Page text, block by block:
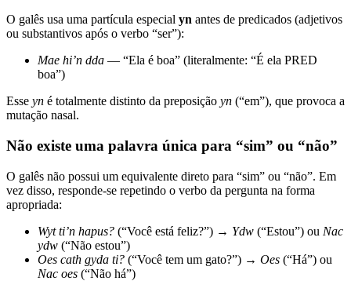
O galês usa uma partícula especial yn antes de predicados (adjetivos
ou substantivos após o verbo “ser”):
Mae hi’n dda — “Ela é boa” (literalmente: “É ela PRED
boa”)
Esse yn é totalmente distinto da preposição yn (“em”), que provoca a
mutação nasal.
Não existe uma palavra única para “sim” ou “não”
O galês não possui um equivalente direto para “sim” ou “não”. Em
vez disso, responde-se repetindo o verbo da pergunta na forma
apropriada:
Wyt ti’n hapus? (“Você está feliz?”) → Ydw (“Estou”) ou Nac
ydw (“Não estou”)
Oes cath gyda ti? (“Você tem um gato?”) → Oes (“Há”) ou
Nac oes (“Não há”)